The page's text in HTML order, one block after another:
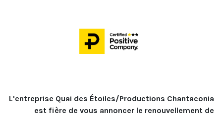
L'entreprise Quai des Étoiles/Productions Chantaconia
est fière de vous annoncer le renouvellement de